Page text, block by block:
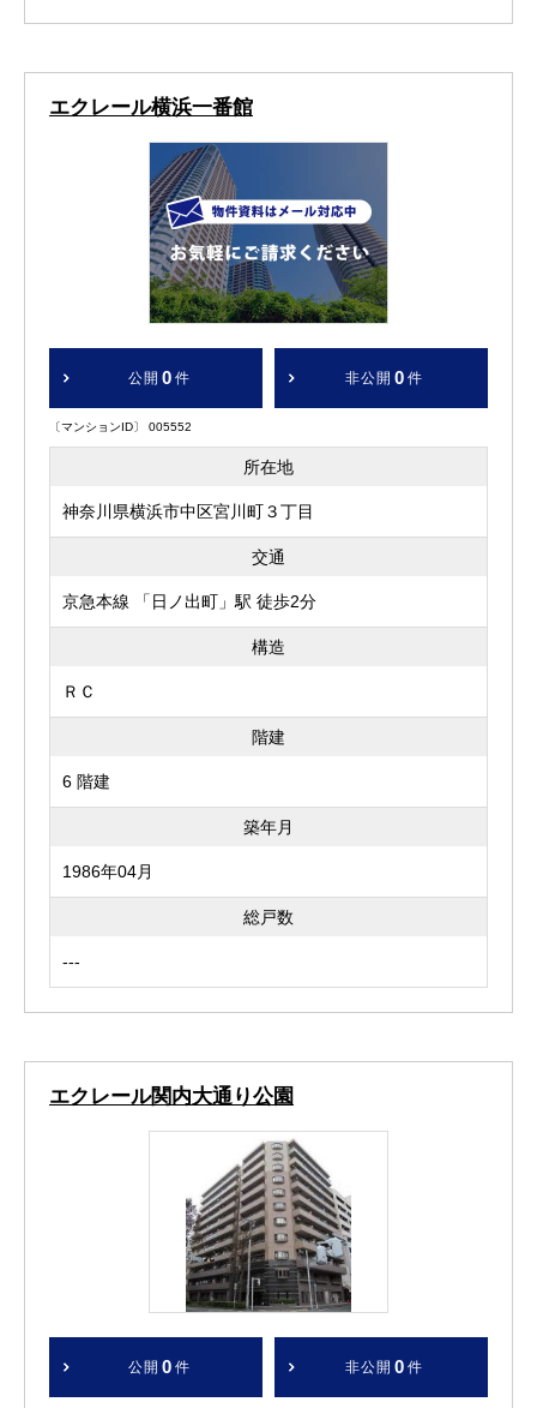
エクレール横浜一番館
公開 0 件 非公開 0 件
〔マンションID〕 005552
所在地
神奈川県横浜市中区宮川町３丁目
交通
京急本線 「日ノ出町」駅 徒歩2分
構造
ＲＣ
階建
6 階建
築年月
1986年04月
総戸数
---
エクレール関内大通り公園
公開 0 件 非公開 0 件